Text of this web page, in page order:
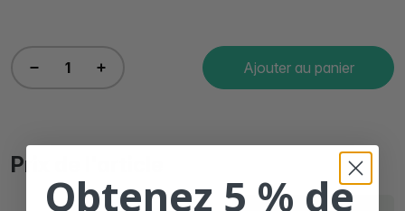
Ajouter au panier
Prix de l'article
Sans
Obtenez 5 % de